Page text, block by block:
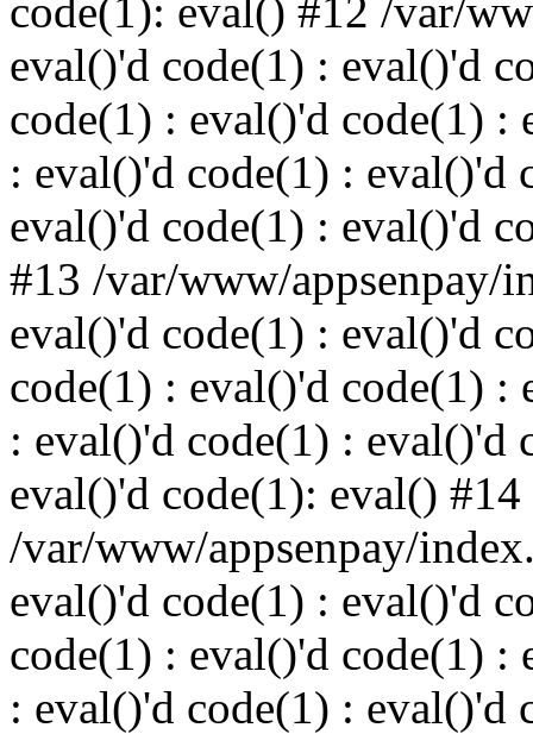
code(1): eval() #12 /var/
eval()'d code(1) : eval()'d
code(1) : eval()'d code(1) :
: eval()'d code(1) : eval()'d
eval()'d code(1) : eval()'d
#13 /var/www/appsenpay/
eval()'d code(1) : eval()'d
code(1) : eval()'d code(1) :
: eval()'d code(1) : eval()'d
eval()'d code(1): eval() #14
/var/www/appsenpay/
eval()'d code(1) : eval()'d
code(1) : eval()'d code(1) :
: eval()'d code(1) : eval()'d